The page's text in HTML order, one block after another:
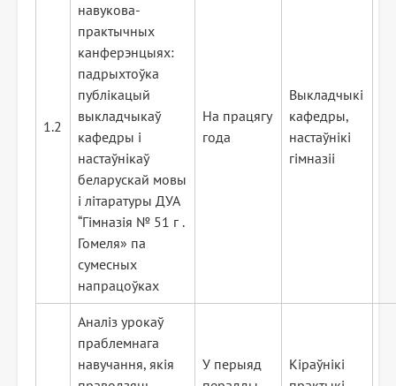
1.2
навукова-
практычных
канферэнцыях:
падрыхтоўка
публікацый
выкладчыкаў
кафедры і
настаўнікаў
беларускай мовы
і літаратуры ДУА
“Гімназія № 51 г .
Гомеля» па
сумесных
напрацоўках
На працягу
года
Выкладчыкі
кафедры,
настаўнікі
гімназіі
Аналіз урокаў
праблемнага
навучання, якія
У перыяд
Кіраўнікі